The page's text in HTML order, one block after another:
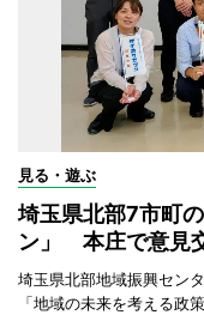
見る・遊ぶ
埼玉県北部7市町
ン」 本庄で意見
埼玉県北部地域振興セン
「地域の未来を考える政